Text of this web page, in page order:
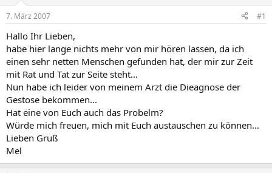
s
t
a
r
t
e
r
a
t
m
7. März 2007 #1
Hallo Ihr Lieben,
habe hier lange nichts mehr von mir hören lassen, da ich
einen sehr netten Menschen gefunden hat, der mir zur Zeit
mit Rat und Tat zur Seite steht...
Nun habe ich leider von meinem Arzt die Dieagnose der
Gestose bekommen...
Hat eine von Euch auch das Probelm?
Würde mich freuen, mich mit Euch austauschen zu können...
Lieben Gruß
Mel